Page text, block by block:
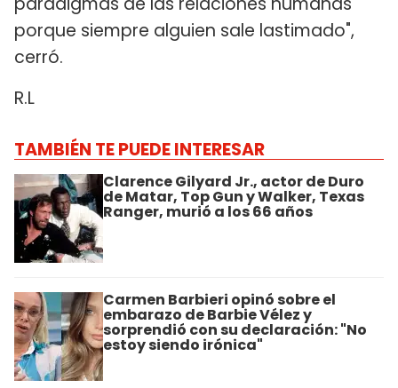
porque siempre alguien sale lastimado",
cerró.
R.L
TAMBIÉN TE PUEDE INTERESAR
Clarence Gilyard Jr., actor de Duro
de Matar, Top Gun y Walker, Texas
Ranger, murió a los 66 años
Carmen Barbieri opinó sobre el
embarazo de Barbie Vélez y
sorprendió con su declaración: "No
estoy siendo irónica"